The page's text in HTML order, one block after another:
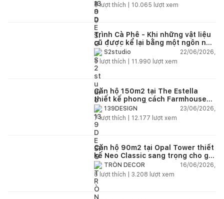
6lượt thích | 10.065 lượt xem
Trình Cà Phê - Khi những vật liệu
cũ được kể lại bằng một ngôn ngữ
thiết kế mới
S2studio
22/06/2026,
5 lượt thích | 11.990 lượt xem
Căn hộ 150m2 tại The Estella
thiết kế phong cách Farmhouse
thanh lịch và ấm áp
139DESIGN
23/06/2026,
7lượt thích | 12.177 lượt xem
Căn hộ 90m2 tại Opal Tower thiết
kế Neo Classic sang trọng cho gia
đình trẻ
TRÒN DECOR
16/06/2026,
8 lượt thích | 3.208 lượt xem